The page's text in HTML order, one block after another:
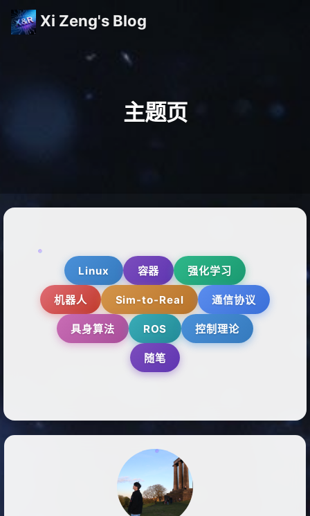
Xi Zeng's Blog
主题页
Linux 容器 强化学习
Sim-to-Real
随笔